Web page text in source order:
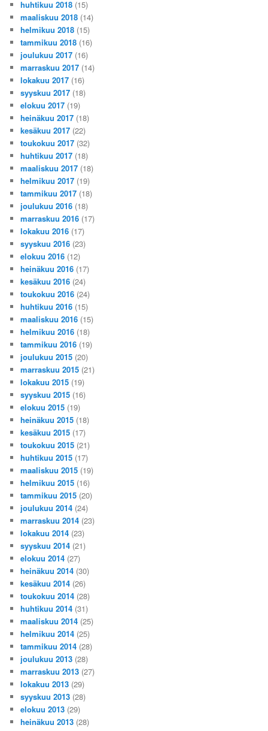
huhtikuu 2018 (15)
maaliskuu 2018 (14)
helmikuu 2018 (15)
tammikuu 2018 (16)
joulukuu 2017 (16)
marraskuu 2017 (14)
lokakuu 2017 (16)
syyskuu 2017 (18)
elokuu 2017 (19)
heinäkuu 2017 (18)
kesäkuu 2017 (22)
toukokuu 2017 (32)
huhtikuu 2017 (18)
maaliskuu 2017 (18)
helmikuu 2017 (19)
tammikuu 2017 (18)
joulukuu 2016 (18)
marraskuu 2016 (17)
lokakuu 2016 (17)
syyskuu 2016 (23)
elokuu 2016 (12)
heinäkuu 2016 (17)
kesäkuu 2016 (24)
toukokuu 2016 (24)
huhtikuu 2016 (15)
maaliskuu 2016 (15)
helmikuu 2016 (18)
tammikuu 2016 (19)
joulukuu 2015 (20)
marraskuu 2015 (21)
lokakuu 2015 (19)
syyskuu 2015 (16)
elokuu 2015 (19)
heinäkuu 2015 (18)
kesäkuu 2015 (17)
toukokuu 2015 (21)
huhtikuu 2015 (17)
maaliskuu 2015 (19)
helmikuu 2015 (16)
tammikuu 2015 (20)
joulukuu 2014 (24)
marraskuu 2014 (23)
lokakuu 2014 (23)
syyskuu 2014 (21)
elokuu 2014 (27)
heinäkuu 2014 (30)
kesäkuu 2014 (26)
toukokuu 2014 (28)
huhtikuu 2014 (31)
maaliskuu 2014 (25)
helmikuu 2014 (25)
tammikuu 2014 (28)
joulukuu 2013 (28)
marraskuu 2013 (27)
lokakuu 2013 (29)
syyskuu 2013 (28)
elokuu 2013 (29)
heinäkuu 2013 (28)